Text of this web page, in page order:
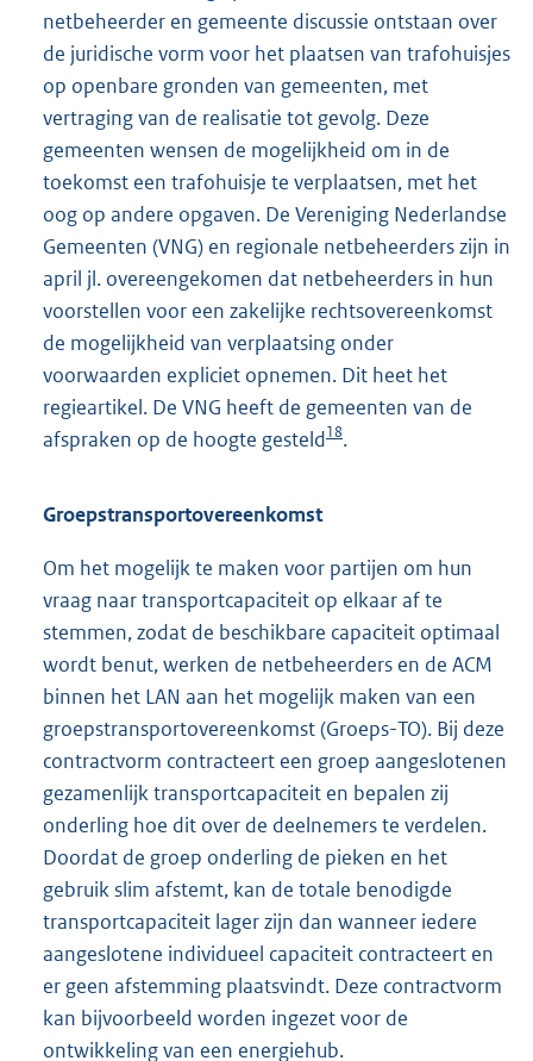
netbeheerder en gemeente discussie ontstaan over
de juridische vorm voor het plaatsen van trafohuisjes
op openbare gronden van gemeenten, met
vertraging van de realisatie tot gevolg. Deze
gemeenten wensen de mogelijkheid om in de
toekomst een trafohuisje te verplaatsen, met het
oog op andere opgaven. De Vereniging Nederlandse
Gemeenten (VNG) en regionale netbeheerders zijn in
april jl. overeengekomen dat netbeheerders in hun
voorstellen voor een zakelijke rechtsovereenkomst
de mogelijkheid van verplaatsing onder
voorwaarden expliciet opnemen. Dit heet het
regieartikel. De VNG heeft de gemeenten van de
afspraken op de hoogte gesteld18.
Groepstransportovereenkomst
Om het mogelijk te maken voor partijen om hun
vraag naar transportcapaciteit op elkaar af te
stemmen, zodat de beschikbare capaciteit optimaal
wordt benut, werken de netbeheerders en de ACM
binnen het LAN aan het mogelijk maken van een
groepstransportovereenkomst (Groeps-TO). Bij deze
contractvorm contracteert een groep aangeslotenen
gezamenlijk transportcapaciteit en bepalen zij
onderling hoe dit over de deelnemers te verdelen.
Doordat de groep onderling de pieken en het
gebruik slim afstemt, kan de totale benodigde
transportcapaciteit lager zijn dan wanneer iedere
aangeslotene individueel capaciteit contracteert en
er geen afstemming plaatsvindt. Deze contractvorm
kan bijvoorbeeld worden ingezet voor de
ontwikkeling van een energiehub.